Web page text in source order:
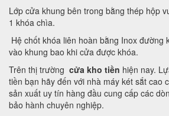
Lớp cửa khung bên trong bằng thép hộp
1 khóa chìa.
Hệ chốt khóa liên hoàn bằng Inox đường
vào khung bao khi cửa được khóa.
Trên thị trường cửa kho tiền hiện nay.
tiền bạn hãy đến với nhà máy két sắt cao
sản xuất uy tín hàng đầu cung cấp các
bảo hành chuyên nghiệp.